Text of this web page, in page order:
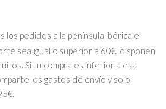
los pedidos a la península ibérica e
sea igual o superior a 60€, disponen
Si tu compra es inferior a esa
los gastos de envío y solo